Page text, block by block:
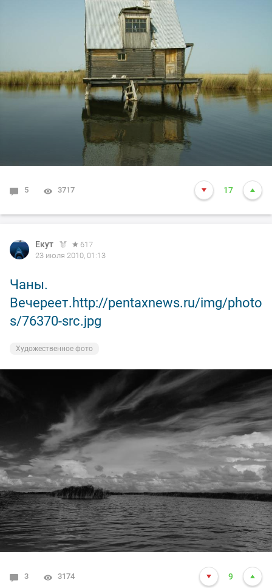
5 3717 17
Екут
617
23 июля 2010, 01:13
Чаны.
Вечереет.http://pentaxnews.ru/img/photo
s/76370-src.jpg
Художественное фото
3 3174 9